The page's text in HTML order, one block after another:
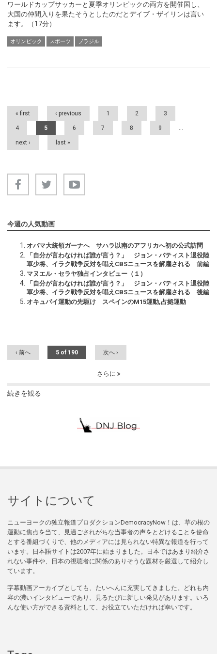
ワールドカップサッカーと夏季オリンピックの両方を開催国し、
大国の仲間入りを果たそうとしたのだとデイブ・ザイリンは言い
ます。（17分）
オリンピック スポーツ ブラジル
Pages
« first ‹ previous 1 2 3
4 5 6 7 8 9 …
next › last »
今週の人気動画
オバマ大統領ガーナへ サハラ以南のアフリカへ初の公式訪問
「自分が言わなければ誰が言う？」 ジョン・バティスト退役陸
軍少将、イラク戦争反対を唱えCBSニュースを解雇される 前編
マヌエル・セラヤ独占インタビュー（１）
「自分が言わなければ誰が言う？」 ジョン・バティスト退役陸
軍少将、イラク戦争反対を唱えCBSニュースを解雇される 後編
オキュパイ運動の先駆け スペインのM15運動,占拠運動
‹ 前へ 5 of 190 次へ ›
さらに
続きを観る
サイトについて
ニューヨークの独立報道プロダクションDemocracyNow！は、草の根の
運動に焦点を当て、見過ごされがちな当事者の声をとどけることを使命
とする番組づくりで、他のメディアには見られない特異な報道を行って
います。日本語サイトは2007年に始まりました。日本ではあまり紹介さ
れない事件や、日本の視聴者に関係のありそうな題材を厳選して紹介し
ています。
字幕動画アーカイブとしても、たいへんに充実してきました。どれも内
容の濃いインタビューであり、見るたびに新しい発見があります。いろ
んな使い方ができる資料として、お役立ていただければ幸いです。